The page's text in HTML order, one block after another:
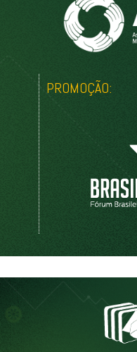
PROMOÇÃO: